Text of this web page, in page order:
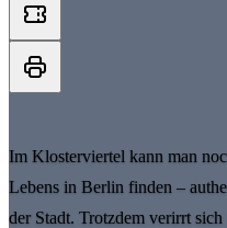
Im Klosterviertel kann man
Lebens in Berlin finden –
der Stadt. Trotzdem verirrt